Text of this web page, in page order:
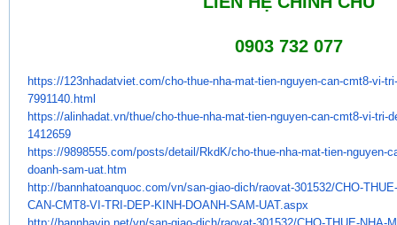
0903 732 077
https://123nhadatviet.com/cho-thue-nha-mat-tien-nguyen-can-cmt8-vi-
7991140.html
https://alinhadat.vn/thue/cho-thue-nha-mat-tien-nguyen-can-cmt8-vi-tri-
1412659
https://9898555.com/posts/detail/RkdK/cho-thue-nha-mat-tien-nguyen-
doanh-sam-uat.htm
http://bannhatoanquoc.com/vn/san-giao-dich/raovat-301532/CHO-
CAN-CMT8-VI-TRI-DEP-KINH-DOANH-SAM-UAT.aspx